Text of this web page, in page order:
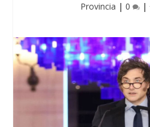
Provincia | 0 |